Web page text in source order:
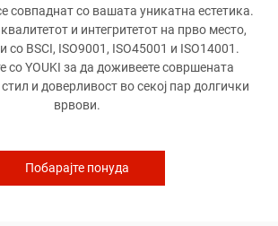
совпаднат со вашата уникатна естетика.
и интегритетот на прво место,
со BSCI, ISO9001, ISO45001 и ISO14001.
со YOUKI за да доживеете совршената
и доверливост во секој пар долгички
врвови.
Побарајте понуда